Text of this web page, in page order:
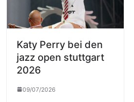
Katy Perry bei den
jazz open stuttgart
2026
09/07/2026